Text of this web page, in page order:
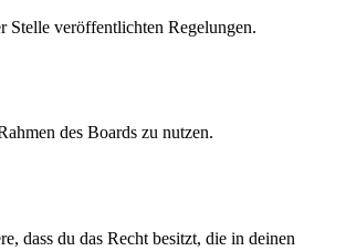
Stelle veröffentlichten Regelungen.
des Boards zu nutzen.
dass du das Recht besitzt, die in deinen